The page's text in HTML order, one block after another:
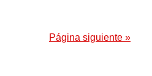
Página siguiente »